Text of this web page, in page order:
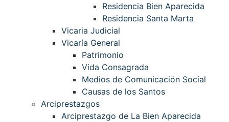
Residencia Bien Aparecida
Residencia Santa Marta
Vicaria Judicial
Vicaría General
Patrimonio
Vida Consagrada
Medios de Comunicación Social
Causas de los Santos
Arciprestazgos
Arciprestazgo de La Bien Aparecida